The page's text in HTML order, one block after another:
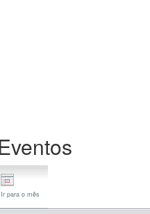
Ir para o mês